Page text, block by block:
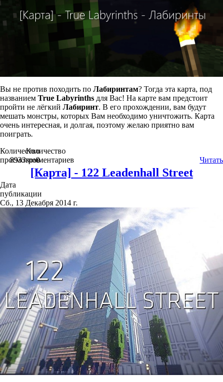
Вы не против походить по Лабиринтам? Тогда эта карта, под
названием True Labyrinths для Вас! На карте вам предстоит
пройти не лёгкий Лабиринт. В его прохождении, вам будут
мешать монстры, которых Вам необходимо уничтожить. Карта
очень интересная, и долгая, поэтому желаю приятно вам
поиграть.
Количество
просмотров
8933
Количество
комментариев
0 Читать
[Карта] - 122 Leadenhall Street
Дата
публикации
Сб., 13 Декабря 2014 г.